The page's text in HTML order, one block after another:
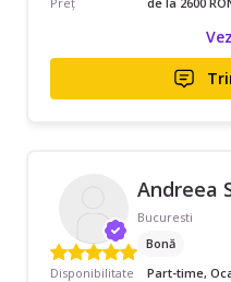
Andreea
Bucuresti
Bonă
Disponibilitate
Part-time,